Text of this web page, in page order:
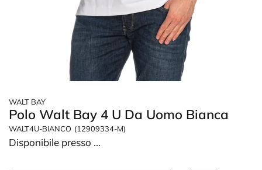
WALT BAY
Polo Walt Bay 4 U Da Uomo Bianca
WALT4U-BIANCO (12909334-M)
Disponibile presso ...